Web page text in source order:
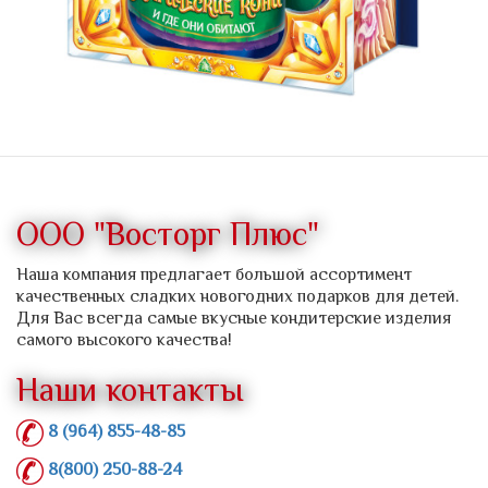
ООО "Восторг Плюс"
Наша компания предлагает большой ассортимент
качественных сладких новогодних подарков для детей.
Для Вас всегда самые вкусные кондитерские изделия
самого высокого качества!
Наши контакты
8 (964) 855-48-85
8(800) 250-88-24